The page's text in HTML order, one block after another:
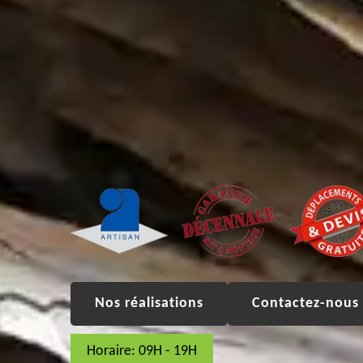
Nos réalisations Contactez-nous
Horaire: 09H - 19H